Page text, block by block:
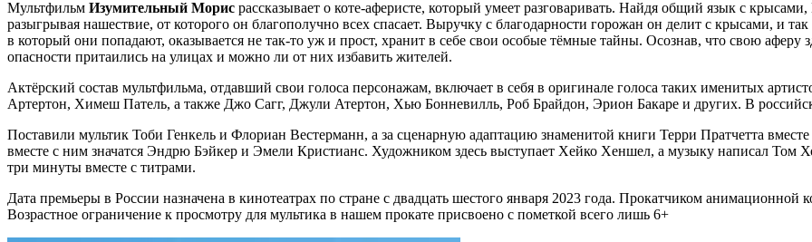
Мультфильм Изумительный Морис рассказывает о коте-аферисте, который умеет разговаривать. Найдя общий язык с
разыгрывая нашествие, от которого он благополучно всех спасает. Выручку с благодарности горожан он делит с крысами, и
в который они попадают, оказывается не так-то уж и прост, хранит в себе свои особые тёмные тайны. Осознав, что свою аферу
опасности притаились на улицах и можно ли от них избавить жителей.
Актёрский состав мультфильма, отдавший свои голоса персонажам, включает в себя в оригинале голоса таких именитых
Артертон, Химеш Патель, а также Джо Сагг, Джули Атертон, Хью Бонневилль, Роб Брайдон, Эрион Бакаре и других. В
Поставили мультик Тоби Генкель и Флориан Вестерманн, а за сценарную адаптацию знаменитой книги Терри Пратчетта
вместе с ним значатся Эндрю Бэйкер и Эмели Кристианс. Художником здесь выступает Хейко Хеншел, а музыку написал Том
три минуты вместе с титрами.
Дата премьеры в России назначена в кинотеатрах по стране с двадцать шестого января 2023 года. Прокатчиком
Возрастное ограничение к просмотру для мультика в нашем прокате присвоено с пометкой всего лишь 6+